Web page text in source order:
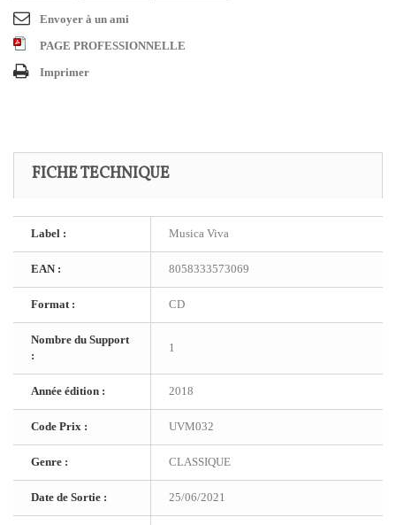
Envoyer à un ami
PAGE PROFESSIONNELLE
Imprimer
FICHE TECHNIQUE
Label : Musica Viva
EAN : 8058333573069
Format : CD
Nombre du Support
:
1
Année édition : 2018
Code Prix : UVM032
Genre : CLASSIQUE
Date de Sortie : 25/06/2021